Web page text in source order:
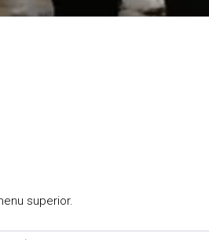
superior.